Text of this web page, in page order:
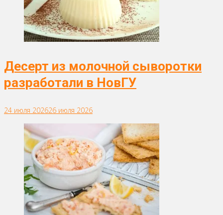
Десерт из молочной сыворотки
разработали в НовГУ
24 июля 202626 июля 2026